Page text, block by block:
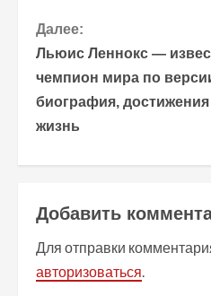
о
д
о
л
и
т
Далее:
Льюис Леннокс —
чемпион мира по
биография,
жизнь
Добавить
Для отправки
авторизоваться.